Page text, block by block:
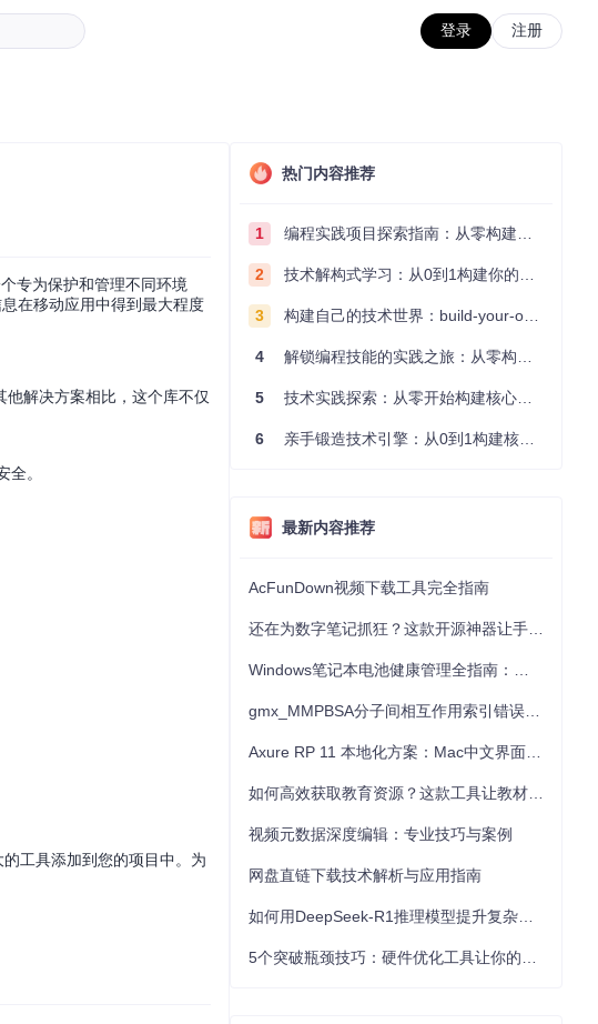
登录 注册
专为保护和管理不同环境
在移动应用中得到最大程度
解决方案相比，这个库不仅
。
工具添加到您的项目中。为
热门内容推荐
1 编程实践项目探索指南：从零构建技术能力体系
2 技术解构式学习：从0到1构建你的编程知识体系
3 构建自己的技术世界：build-your-own-x项目的实践探索指南
4 解锁编程技能的实践之旅：从零构建你的技术世界
5 技术实践探索：从零开始构建核心系统的实践指南
6 亲手锻造技术引擎：从0到1构建核心系统的实践指南
最新内容推荐
AcFunDown视频下载工具完全指南
视频元数据深度编辑：专业技巧与案例
网盘直链下载技术解析与应用指南